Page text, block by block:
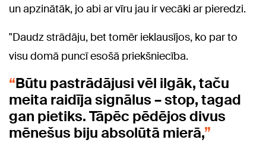
un apzinātāk, jo abi ar vīru jau ir vecāki ar pieredzi.
"Daudz strādāju, bet tomēr ieklausījos, ko par to
visu domā puncī esošā priekšniecība.
Būtu pastrādājusi vēl ilgāk, taču
meita raidīja signālus – stop, tagad
gan pietiks. Tāpēc pēdējos divus
mēnešus biju absolūtā mierā,